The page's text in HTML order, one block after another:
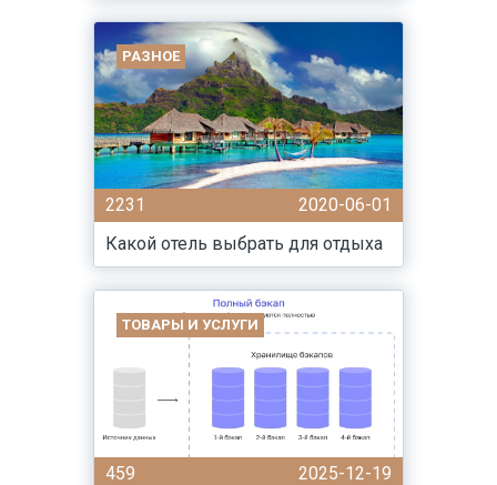
РАЗНОЕ
2231
2020-06-01
Какой отель выбрать для отдыха
ТОВАРЫ И УСЛУГИ
459
2025-12-19